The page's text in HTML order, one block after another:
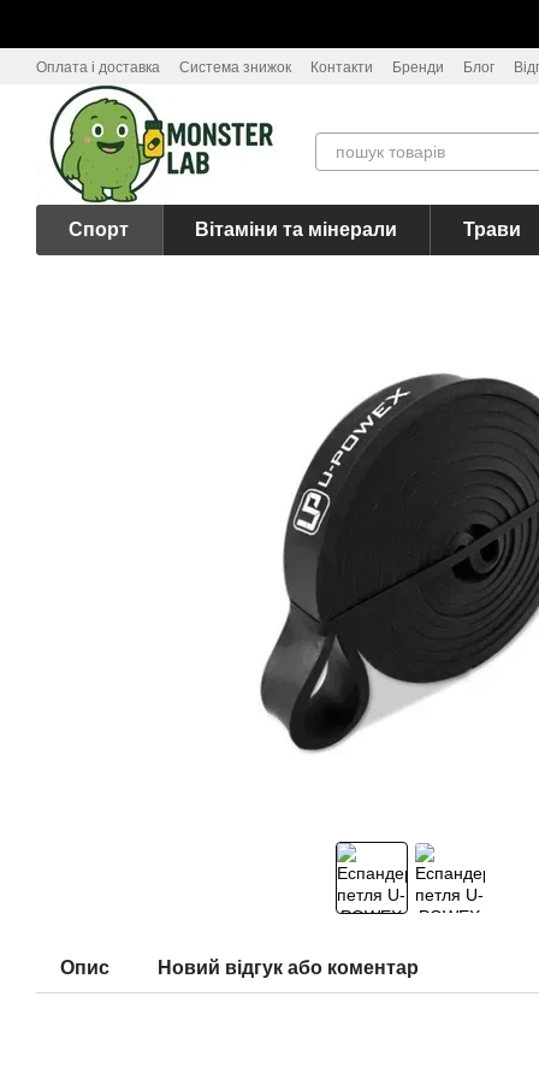
Оплата і доставка Система знижок Контакти Бренди Блог
Спорт Вітаміни та мінерали Трави
Опис Новий відгук або коментар